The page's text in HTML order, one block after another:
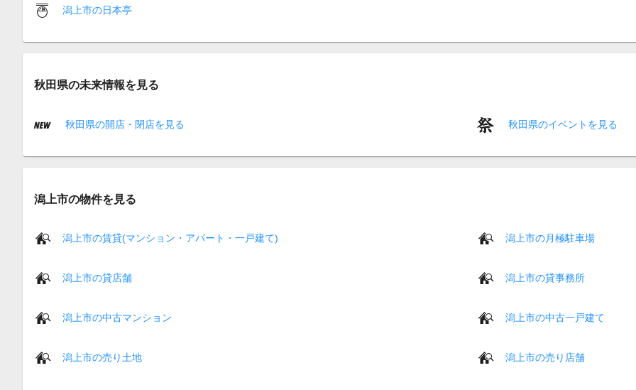
潟上市の日本亭
秋田県の未来情報を見る
秋田県の開店・閉店を見る 秋田県のイベントを見る
潟上市の物件を見る
潟上市の賃貸(マンション・アパート・一戸建て) 潟上市の月極駐車場
潟上市の貸店舗 潟上市の貸事務所
潟上市の中古マンション 潟上市の中古一戸建て
潟上市の売り土地 潟上市の売り店舗